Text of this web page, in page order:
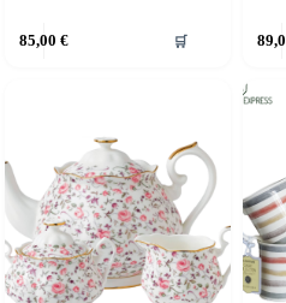
85,00 € 🛒